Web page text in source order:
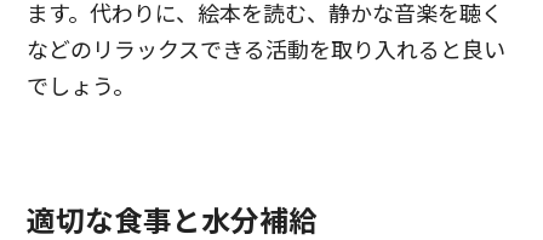
ます。代わりに、絵本を読む、静かな音楽を聴く
などのリラックスできる活動を取り入れると良い
でしょう。
適切な食事と水分補給